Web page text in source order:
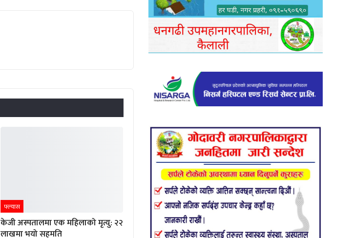
फ्ल्यास
केजी अस्पतालमा एक महिलाको मृत्यु: २२
लाखमा भयो सहमति